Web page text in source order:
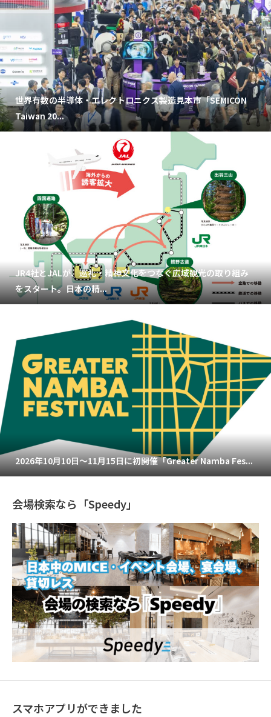
世界有数の半導体・エレクトロニクス製造見本市「SEMICON
Taiwan 20...
JR4社とJALが、巡礼・精神文化をつなぐ広域観光の取り組み
をスタート。日本の精...
2026年10月10日～11月15日に初開催「Greater Namba Fes...
会場検索なら「Speedy」
スマホアプリができました